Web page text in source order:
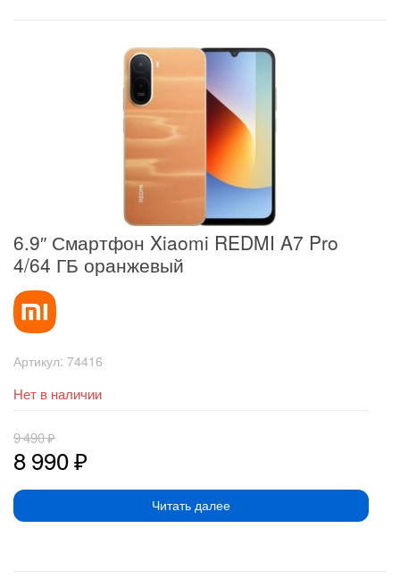
6.9″ Смартфон Xiaomi REDMI A7 Pro
4/64 ГБ оранжевый
Артикул: 74416
Нет в наличии
8 990₽
9 490₽
Читать далее